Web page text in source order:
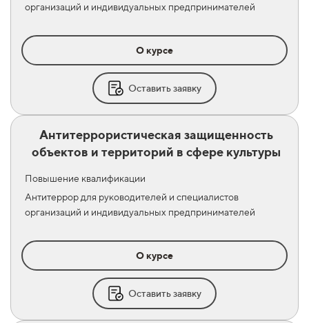
организаций и индивидуальных предпринимателей
О курсе
Оставить заявку
Антитеррористическая защищенность
объектов и территорий в сфере культуры
Повышение квалификации
Антитеррор для руководителей и специалистов
организаций и индивидуальных предпринимателей
О курсе
Оставить заявку